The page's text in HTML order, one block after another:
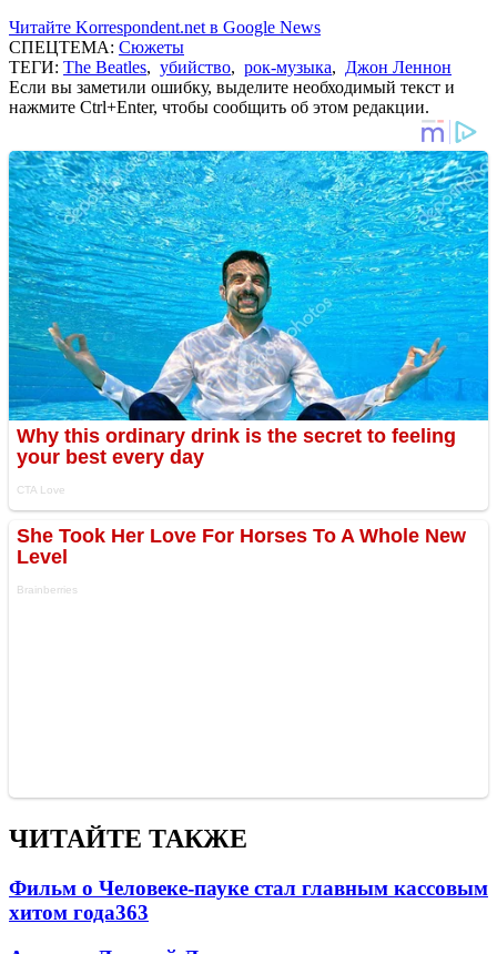
Читайте Korrespondent.net в Google News
СПЕЦТЕМА: Сюжеты
ТЕГИ: The Beatles, убийство, рок-музыка, Джон Леннон
Если вы заметили ошибку, выделите необходимый текст и
нажмите Ctrl+Enter, чтобы сообщить об этом редакции.
ЧИТАЙТЕ ТАКЖЕ
Фильм о Человеке-пауке стал главным кассовым
хитом года363